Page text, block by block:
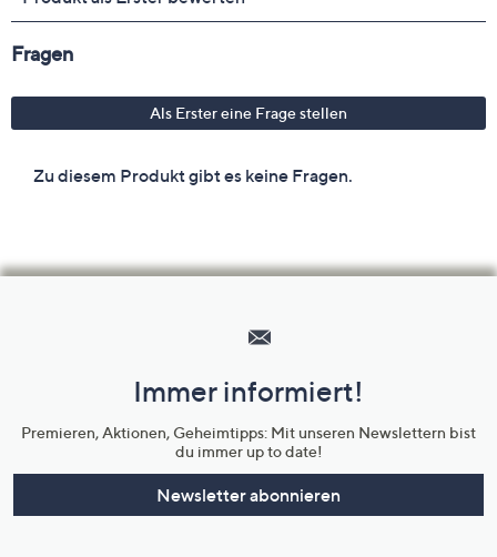
Unternehmensinformationen
Immer informiert!
Premieren, Aktionen, Geheimtipps: Mit unseren Newslettern bist
du immer up to date!
Newsletter abonnieren